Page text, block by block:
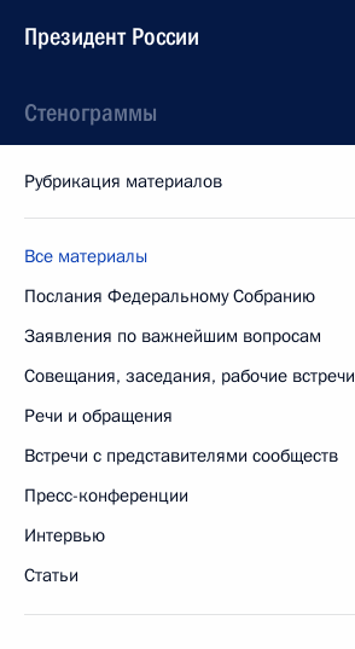
Президент России
Стенограммы
Рубрикация материалов
Все материалы
Послания Федеральному Собранию
Заявления по важнейшим вопросам
Совещания, заседания, рабочие встречи
Речи и обращения
Встречи с представителями сообществ
Пресс-конференции
Интервью
Статьи